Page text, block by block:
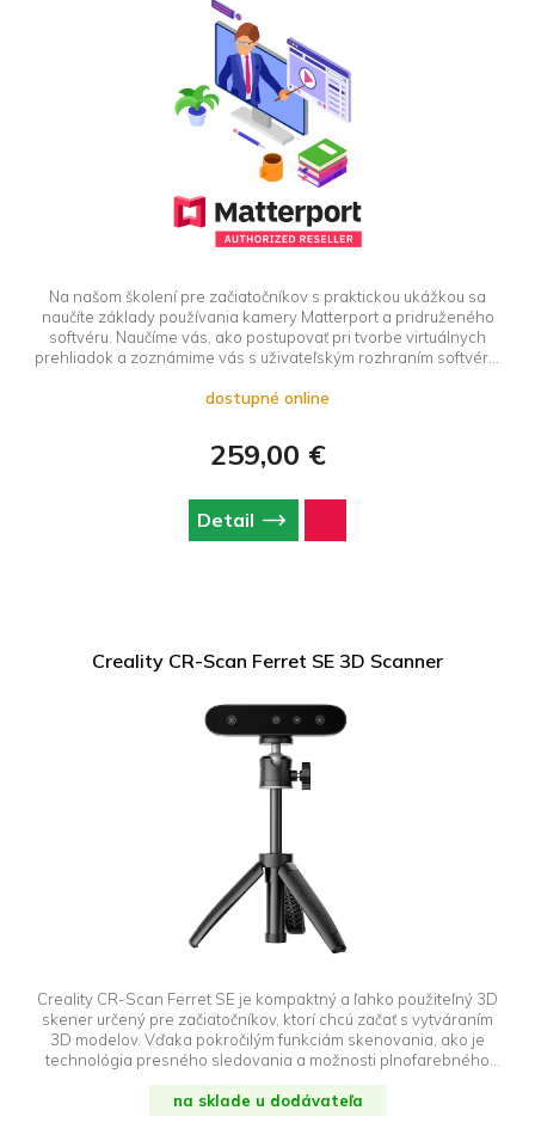
Na našom školení pre začiatočníkov s praktickou ukážkou sa
naučíte základy používania kamery Matterport a pridruženého
softvéru. Naučíme vás, ako postupovať pri tvorbe virtuálnych
prehliadok a zoznámime vás s uživateľským rozhraním softvéru.
je vhodné pre úplnych začiatočníkov bez základných znalosti
dostupné online
259,00 €
Detail
Creality CR-Scan Ferret SE 3D Scanner
Creality CR-Scan Ferret SE je kompaktný a ľahko použiteľný 3D
skener určený pre začiatočníkov, ktorí chcú začať s vytváraním
3D modelov. Vďaka pokročilým funkciám skenovania, ako je
technológia presného sledovania a možnosti plnofarebného
prijateľnú cenu. Jeho všestrannosť a jednoduché používanie z
neho robia ideálnu voľbu pre amatérov aj profesionálov, ktorí
na sklade u dodávateľa